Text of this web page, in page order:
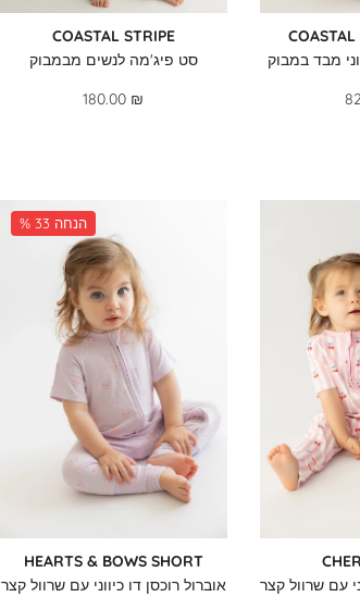
COASTAL STRIPE
סט פיג'מה לנשים מבמבוק
180.00 ₪
מבד במבוק
% 33 הנחה
HEARTS & BOWS SHORT
אוברול רוכסן דו כיווני עם שרוול קצר
עם שרוול קצר